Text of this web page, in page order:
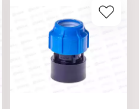
Рабочее давление: до 10
Температура
применения: от 0 до +40